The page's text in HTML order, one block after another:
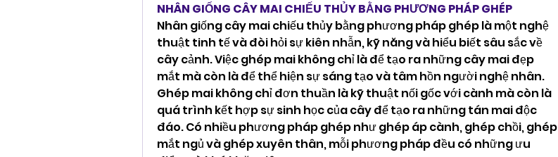
NHÂN GIỐNG CÂY MAI CHIẾU THỦY BẰNG PHƯƠNG PHÁP GHÉP
Nhân giống cây mai chiếu thủy bằng phương pháp ghép là một nghệ
thuật tinh tế và đòi hỏi sự kiên nhẫn, kỹ năng và hiểu biết sâu sắc về
cây cảnh. Việc ghép mai không chỉ là để tạo ra những cây mai đẹp
mắt mà còn là để thể hiện sự sáng tạo và tâm hồn người nghệ nhân.
Ghép mai không chỉ đơn thuần là kỹ thuật nối gốc với cành mà còn là
quá trình kết hợp sự sinh học của cây để tạo ra những tán mai độc
đáo. Có nhiều phương pháp ghép như ghép áp cành, ghép chồi, ghép
mắt ngủ và ghép xuyên thân, mỗi phương pháp đều có những ưu